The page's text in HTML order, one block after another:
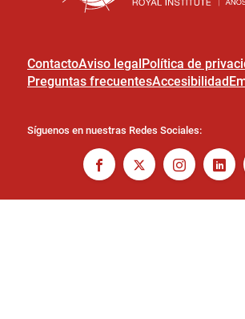
ContactoAviso legalPolítica de
Preguntas frecuentesAccesibilidad
Síguenos en nuestras Redes Sociales: